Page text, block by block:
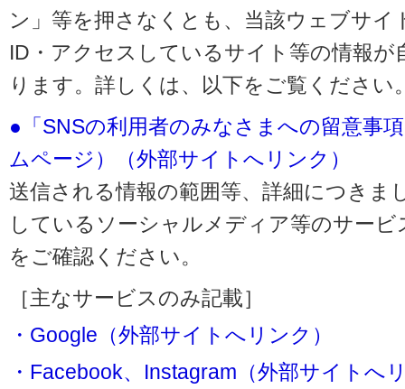
ン」等を押さなくとも、当該ウェブサイ
ID・アクセスしているサイト等の情報
ります。詳しくは、以下をご覧ください
●「SNSの利用者のみなさまへの留意事
ムページ）（外部サイトへリンク）
送信される情報の範囲等、詳細につきま
しているソーシャルメディア等のサー
をご確認ください。
［主なサービスのみ記載］
・Google（外部サイトへリンク）
・Facebook、Instagram（外部サイトへ